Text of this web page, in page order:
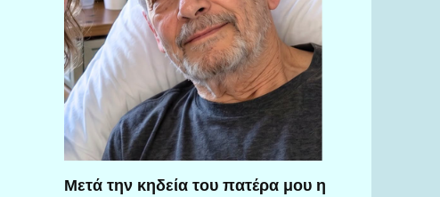
Μετά την κηδεία του πατέρα μου η